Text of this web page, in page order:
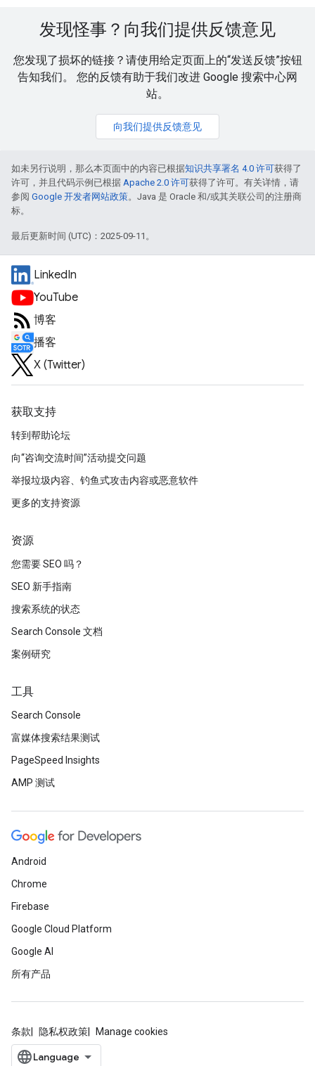
发现怪事？向我们提供反馈意见
您发现了损坏的链接？请使用给定页面上的“发送反馈”按钮
告知我们。 您的反馈有助于我们改进 Google 搜索中心网
站。
向我们提供反馈意见
如未另行说明，那么本页面中的内容已根据知识共享署名 4.0 许可获得了
许可，并且代码示例已根据 Apache 2.0 许可获得了许可。有关详情，请
参阅 Google 开发者网站政策。Java 是 Oracle 和/或其关联公司的注册商
标。
最后更新时间 (UTC)：2025-09-11。
LinkedIn
YouTube
博客
播客
X (Twitter)
获取支持
转到帮助论坛
向“咨询交流时间”活动提交问题
举报垃圾内容、钓鱼式攻击内容或恶意软件
更多的支持资源
资源
您需要 SEO 吗？
SEO 新手指南
搜索系统的状态
Search Console 文档
案例研究
工具
Search Console
富媒体搜索结果测试
PageSpeed Insights
AMP 测试
Android
Chrome
Firebase
Google Cloud Platform
Google AI
所有产品
条款 隐私权政策 Manage cookies